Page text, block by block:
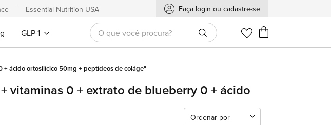
GLP-1 Meu Carrinho
ácido ortosilícico 50mg + peptídeos de coláge"
vitaminas 0 + extrato de blueberry 0 + ácido
Ordenar por
Essential Nutrition USA Faça login ou cadastre-se